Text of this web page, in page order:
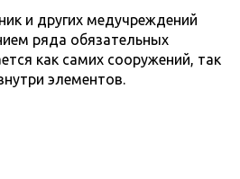
и других медучреждений
ряда обязательных
как самих сооружений, так
элементов.